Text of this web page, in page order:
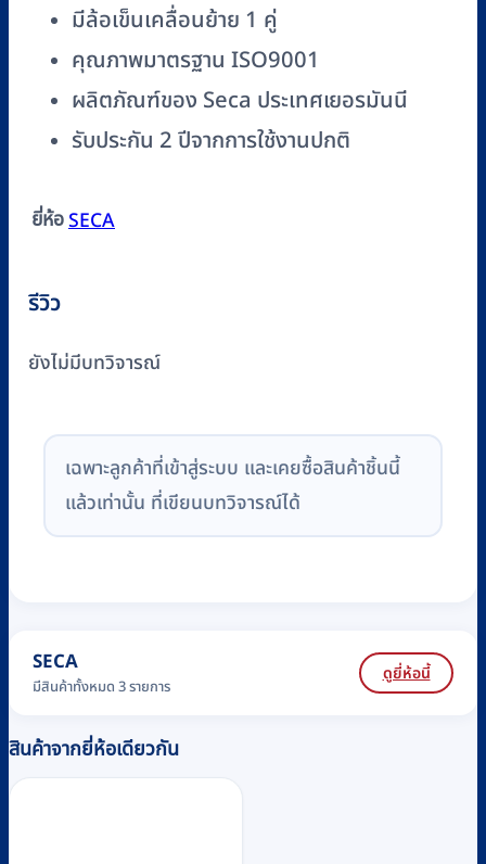
มีล้อเข็นเคลื่อนย้าย 1 คู่
คุณภาพมาตรฐาน ISO9001
ผลิตภัณฑ์ของ Seca ประเทศเยอรมันนี
รับประกัน 2 ปีจากการใช้งานปกติ
ยี่ห้อSECA
รีวิว
ยังไม่มีบทวิจารณ์
เฉพาะลูกค้าที่เข้าสู่ระบบ และเคยซื้อสินค้าชิ้นนี้
แล้วเท่านั้น ที่เขียนบทวิจารณ์ได้
SECA
มีสินค้าทั้งหมด 3 รายการ
ดูยี่ห้อนี้
สินค้าจากยี่ห้อเดียวกัน